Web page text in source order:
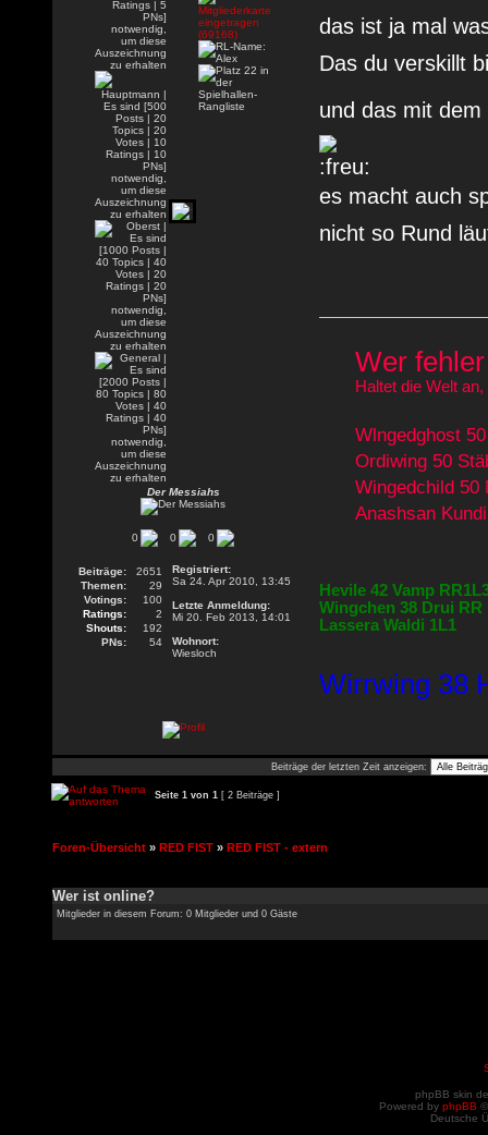
Der Messiahs
0 0 0
Beiträge:
2651
Themen:
29
Votings:
100
Ratings:
2
Shouts:
192
PNs:
54
Registriert:
Sa 24. Apr 2010, 13:45
Letzte Anmeldung:
Mi 20. Feb 2013, 14:01
Wohnort:
Wiesloch
das ist ja mal
Das du verskillt
und das mit
es macht auch
nicht so Rund
Wer
Haltet die Welt
Wlngedghost
Ordiwing 50
Wingedchild 50
Anashsan
Hevile 42 Vamp
Wingchen 38 Drui RR
Lassera Waldi 1L1
Wirrwing 38
Beiträge der letzten Zeit anzeigen:
Seite 1 von 1 [ 2 Beiträge ]
Foren-Übersicht » RED FIST » RED FIST - extern
Wer ist online?
Mitglieder in diesem Forum: 0 Mitglieder und 0 Gäste
phpBB skin
Powered by phpBB
Deutsche